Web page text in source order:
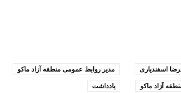
اسفندیاری
مدیر روابط عمومی منطقه آزاد ماکو
آزاد ماکو یادداشت